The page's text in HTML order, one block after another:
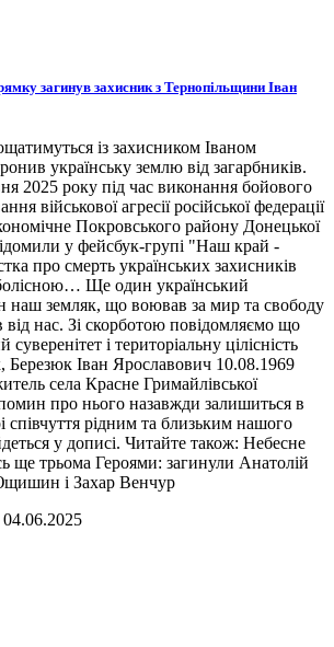
загинув захисник з Тернопільщини Іван
із захисником Іваном
українську землю від загарбників.
2025 року під час виконання бойового
військової агресії російської федерації
Покровського району Донецької
у фейсбук-групі "Наш край -
про смерть українських захисників
Ще один український
наш земляк, що воював за мир та свободу
від нас. Зі скорботою повідомляємо що
і територіальну цілісність
Березюк Іван Ярославович 10.08.1969
села Красне Гримайлівської
про нього назавжди залишиться в
рідним та близьким нашого
у дописі. Читайте також: Небесне
ще трьома Героями: загинули Анатолій
і Захар Венчур
04.06.2025